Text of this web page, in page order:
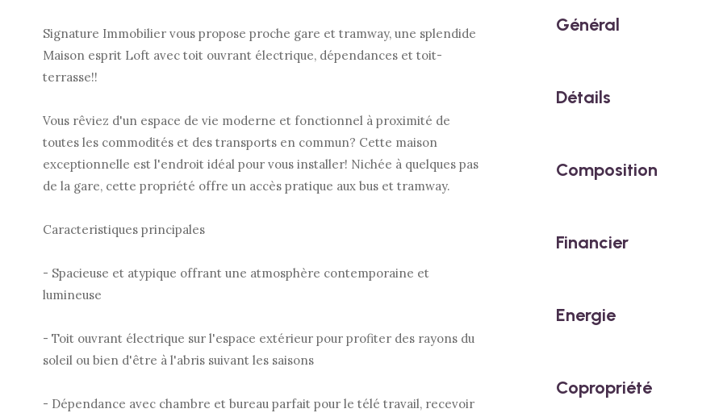
Signature Immobilier vous propose proche gare et tramway, une splendide
Maison esprit Loft avec toit ouvrant électrique, dépendances et toit-
terrasse!!
Vous rêviez d'un espace de vie moderne et fonctionnel à proximité de
toutes les commodités et des transports en commun? Cette maison
exceptionnelle est l'endroit idéal pour vous installer! Nichée à quelques pas
de la gare, cette propriété offre un accès pratique aux bus et tramway.
Caracteristiques principales
- Spacieuse et atypique offrant une atmosphère contemporaine et
lumineuse
- Toit ouvrant électrique sur l'espace extérieur pour profiter des rayons du
soleil ou bien d'être à l'abris suivant les saisons
- Dépendance avec chambre et bureau parfait pour le télé travail, recevoir
Général
Détails
Composition
Financier
Energie
Copropriété